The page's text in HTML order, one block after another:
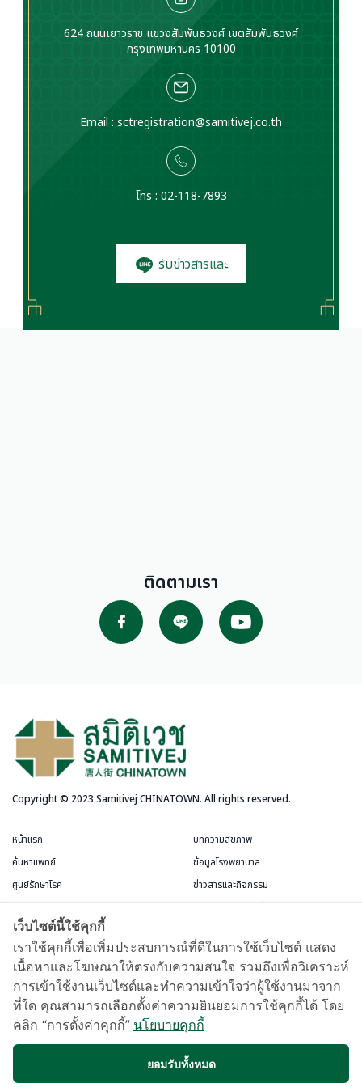
624 ถนนเยาวราช แขวงสัมพันธวงศ์ เขตสัมพันธวงศ์
กรุงเทพมหานคร 10100
Email : sctregistration@samitivej.co.th
โทร : 02-118-7893
รับข่าวสารและ
ติดตามเรา
Copyright © 2023 Samitivej CHINATOWN. All rights reserved.
หน้าแรก
ค้นหาแพทย์
ศูนย์รักษาโรค
ข้อกำหนดและการใช้งาน
บทความสุขภาพ
ข้อมูลโรงพยาบาล
ข่าวสารและกิจกรรม
บัตรสมาชิกชีววัฒนะ
แผนที่และการเดินทาง
Samitivej Virtual Hospital
เว็บไซต์นี้ใช้คุกกี้
เราใช้คุกกี้เพื่อเพิ่มประสบการณ์ที่ดีในการใช้เว็บไซต์ แสดง
เนื้อหาและโฆษณาให้ตรงกับความสนใจ รวมถึงเพื่อวิเคราะห์
การเข้าใช้งานเว็บไซต์และทำความเข้าใจว่าผู้ใช้งานมาจาก
ที่ใด คุณสามารถเลือกตั้งค่าความยินยอมการใช้คุกกี้ได้ โดย
คลิก “การตั้งค่าคุกกี้” นโยบายคุกกี้
ยอมรับทั้งหมด